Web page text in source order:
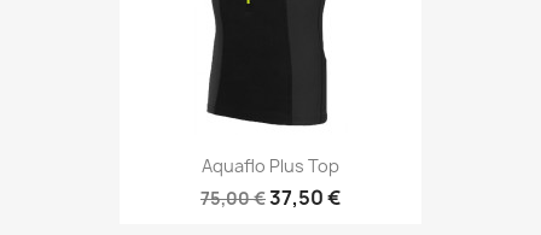
Aquaflo Plus Top
75,00 €37,50 €